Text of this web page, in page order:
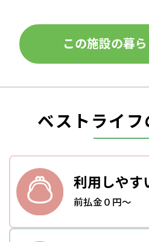
この施設の暮
ベストライ
利用しやす
前払金０円～